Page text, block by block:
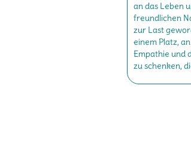
an das Leben
freundlichen
zur Last
einem Platz,
Empathie und
zu schenken,